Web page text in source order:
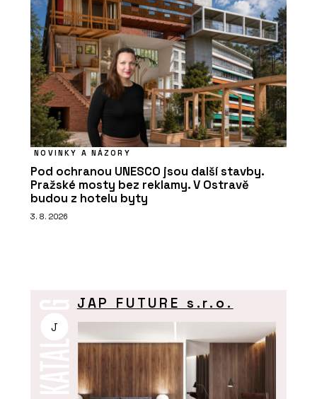
NOVINKY A NÁZORY
Pod ochranou UNESCO jsou další stavby.
Pražské mosty bez reklamy. V Ostravě
budou z hotelu byty
3. 8. 2026
J
JAP FUTURE s.r.o.